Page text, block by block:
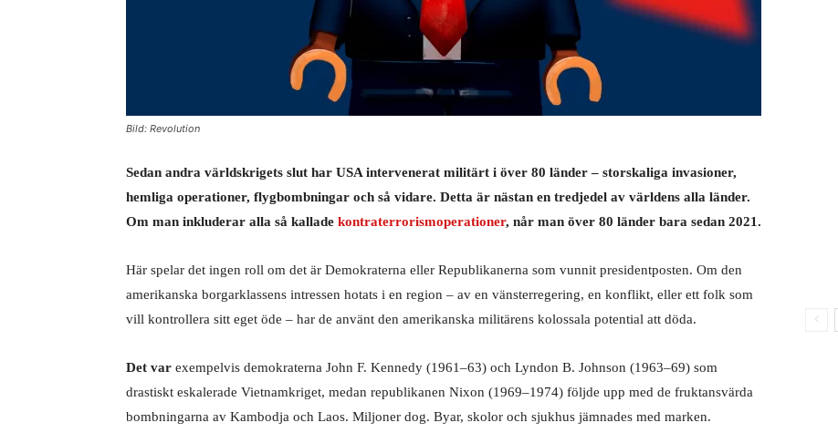
Bild: Revolution
Sedan andra världskrigets slut har USA intervenerat militärt i över 80 länder – storskaliga invasioner,
hemliga operationer, flygbombningar och så vidare. Detta är nästan en tredjedel av världens alla länder.
Om man inkluderar alla så kallade kontraterrorismoperationer, når man över 80 länder bara sedan 2021.
Här spelar det ingen roll om det är Demokraterna eller Republikanerna som vunnit presidentposten. Om den
amerikanska borgarklassens intressen hotats i en region – av en vänsterregering, en konflikt, eller ett folk som
vill kontrollera sitt eget öde – har de använt den amerikanska militärens kolossala potential att döda.
Det var exempelvis demokraterna John F. Kennedy (1961–63) och Lyndon B. Johnson (1963–69) som
drastiskt eskalerade Vietnamkriget, medan republikanen Nixon (1969–1974) följde upp med de fruktansvärda
bombningarna av Kambodja och Laos. Miljoner dog. Byar, skolor och sjukhus jämnades med marken.